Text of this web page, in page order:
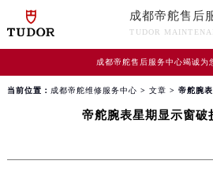
成都帝舵售后
TUDOR
成都帝舵售后服务中心竭诚为
当前位置： 成都帝舵维修服务中心 > 文章 > 帝舵腕
帝舵腕表星期显示窗破